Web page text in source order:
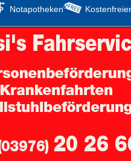
Notapotheken